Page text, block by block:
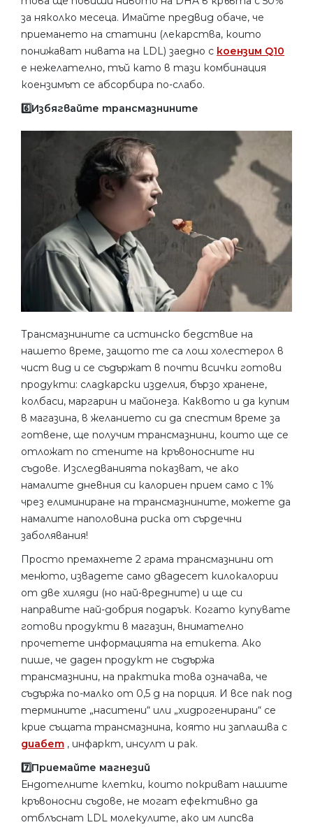
за няколко месеца. Имайте предвид обаче, че
приемането на статини (лекарства, които
понижават нивата на LDL) заедно с коензим Q10
е нежелателно, тъй като в тази комбинация
коензимът се абсорбира по-слабо.
6️⃣Избягвайте трансмазнините
Трансмазнините са истинско бедствие на
нашето време, защото те са лош холестерол в
чист вид и се съдържат в почти всички готови
продукти: сладкарски изделия, бързо хранене,
колбаси, маргарин и майонеза. Каквото и да купим
в магазина, в желанието си да спестим време за
готвене, ще получим трансмазнини, които ще се
отложат по стените на кръвоносните ни
съдове. Изследванията показват, че ако
намалите дневния си калориен прием само с 1%
чрез елиминиране на трансмазнините, можете да
намалите наполовина риска от сърдечни
заболявания!
Просто премахнете 2 грама трансмазнини от
менюто, извадете само двадесет килокалории
от две хиляди (но най-вредните) и ще си
направите най-добрия подарък. Когато купувате
готови продукти в магазин, внимателно
прочетете информацията на етикета. Ако
пише, че даден продукт не съдържа
трансмазнини, на практика това означава, че
съдържа по-малко от 0,5 g на порция. И все пак под
термините „наситени“ или „хидрогенирани“ се
крие същата трансмазнина, която ни заплашва с
диабет , инфаркт, инсулт и рак.
7️⃣Приемайте магнезий
Ендотелните клетки, които покриват нашите
кръвоносни съдове, не могат ефективно да
отблъснат LDL молекулите, ако им липсва